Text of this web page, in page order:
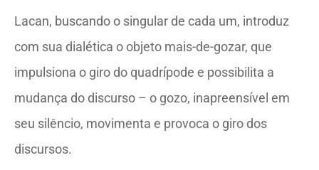
Lacan, buscando o singular de cada um, introduz
com sua dialética o objeto mais-de-gozar, que
impulsiona o giro do quadrípode e possibilita a
mudança do discurso – o gozo, inapreensível em
seu silêncio, movimenta e provoca o giro dos
discursos.